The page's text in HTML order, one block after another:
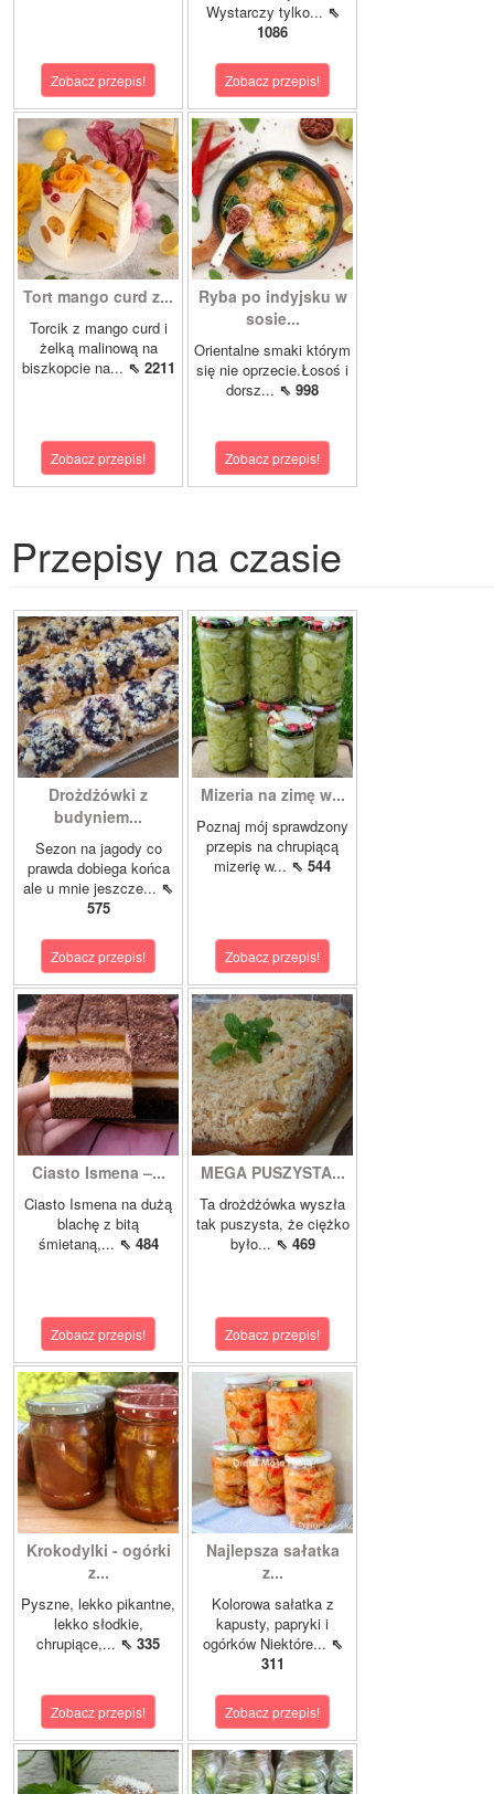
Zobacz przepis!
Wystarczy tylko... ⇖
1086
Zobacz przepis!
Tort mango curd z...
Torcik z mango curd i
żelką malinową na
biszkopcie na... ⇖ 2211
Zobacz przepis!
Ryba po indyjsku w
sosie...
Orientalne smaki którym
się nie oprzecie.Łosoś i
dorsz... ⇖ 998
Zobacz przepis!
Przepisy na czasie
Drożdżówki z
budyniem...
Sezon na jagody co
prawda dobiega końca
ale u mnie jeszcze... ⇖
575
Zobacz przepis!
Mizeria na zimę w...
Poznaj mój sprawdzony
przepis na chrupiącą
mizerię w... ⇖ 544
Zobacz przepis!
Ciasto Ismena –...
Ciasto Ismena na dużą
blachę z bitą
śmietaną,... ⇖ 484
Zobacz przepis!
MEGA PUSZYSTA...
Ta drożdżówka wyszła
tak puszysta, że ciężko
było... ⇖ 469
Zobacz przepis!
Krokodylki - ogórki
z...
Pyszne, lekko pikantne,
lekko słodkie,
chrupiące,... ⇖ 335
Zobacz przepis!
Najlepsza sałatka
z...
Kolorowa sałatka z
kapusty, papryki i
ogórków Niektóre... ⇖
311
Zobacz przepis!